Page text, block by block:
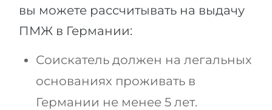
вы можете рассчитывать на выдачу
ПМЖ в Германии:
Соискатель должен на легальных
основаниях проживать в
Германии не менее 5 лет.